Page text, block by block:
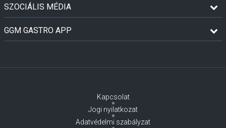
SZOCIÁLIS MÉDIA
GGM GASTRO APP
Kapcsolat
Jogi nyilatkozat
Adatvédelmi szabályzat